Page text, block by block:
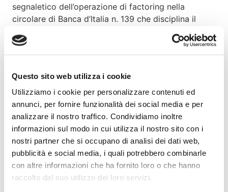
Questo sito web utilizza i cookie
Utilizziamo i cookie per personalizzare contenuti ed
annunci, per fornire funzionalità dei social media e per
analizzare il nostro traffico. Condividiamo inoltre
informazioni sul modo in cui utilizza il nostro sito con i
nostri partner che si occupano di analisi dei dati web,
pubblicità e social media, i quali potrebbero combinarle
con altre informazioni che ha fornito loro o che hanno
raccolto dal suo utilizzo dei loro servizi.
segnaletico dell’operazione di factoring nella
circolare di Banca d’Italia n. 139 che disciplina il
prospettive di evoluzione. L’iniziativa si completa
con alcune riflessioni su potenziali utilizzi e percorsi
Rivolto a: personale delle società di factoring
inserito in funzioni di gestione clienti, crediti, risk.
Contenuti del corso:
Quadro normativo e caratteristiche generali
della CR Bankitalia
Le operazioni di factoring nella Centrale Rischi,